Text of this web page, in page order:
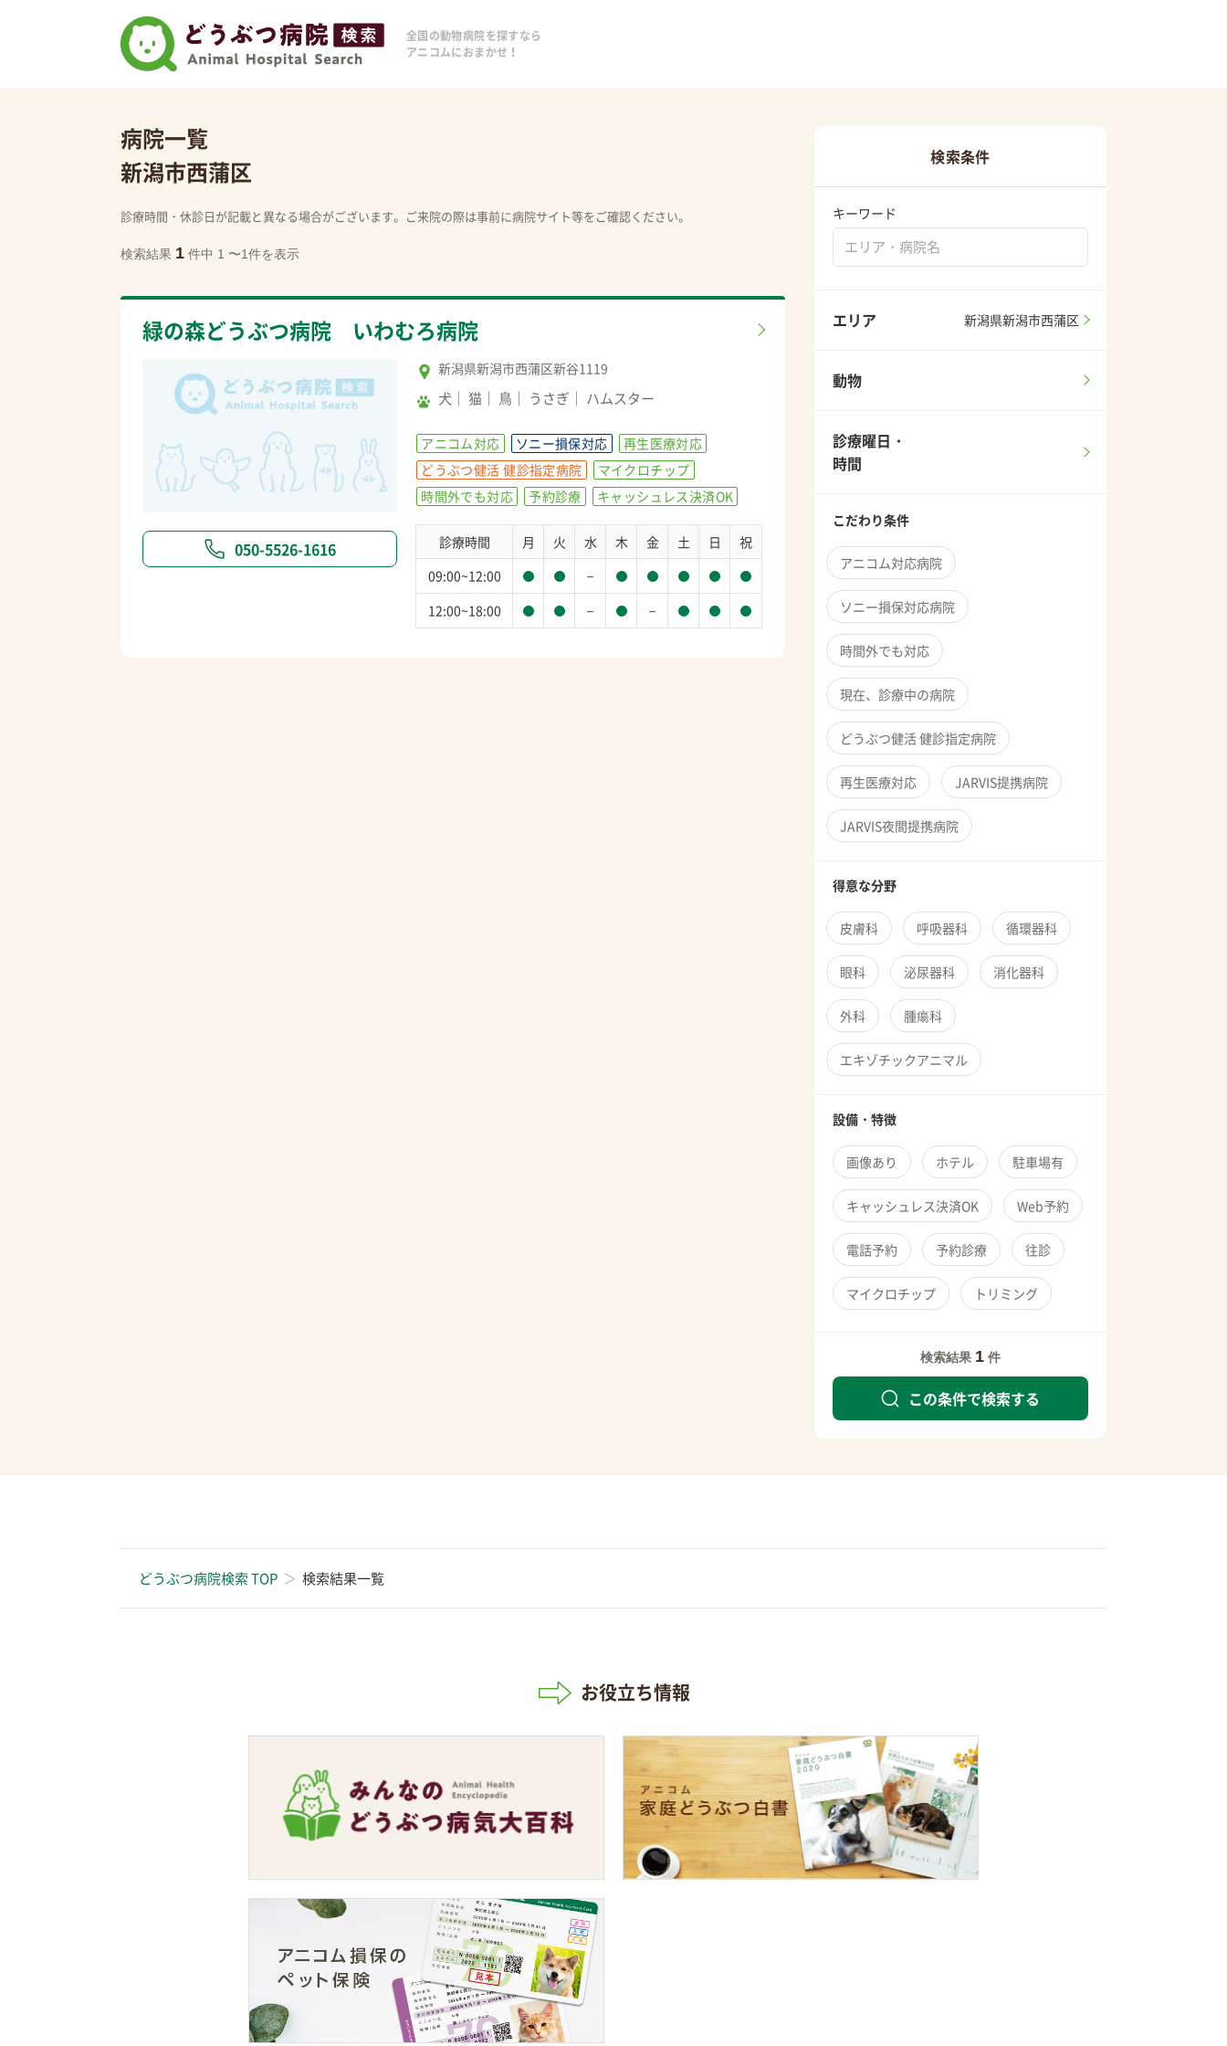
全国の動物病院を探すなら
アニコムにおまかせ！
病院一覧
新潟市西蒲区
診療時間・休診日が記載と異なる場合がございます。ご来院の際は事前に病院サイト等をご確認ください。
検索結果 1 件中 1 〜1件を表示
緑の森どうぶつ病院 いわむろ病院
050-5526-1616
新潟県新潟市西蒲区新谷1119
犬 猫 鳥 うさぎ ハムスター
アニコム対応 ソニー損保対応
再生医療対応
どうぶつ健活 健診指定病院
マイクロチップ
時間外でも対応
予約診療 キャッシュレス決済OK
診療時間 月 火 水 木 金 土 日
祝
09:00~12:00
－
12:00~18:00 － －
検索条件
キーワード
エリア 新潟県新潟市西蒲区
動物
診療曜日・
時間
こだわり条件
アニコム対応病院
ソニー損保対応病院
時間外でも対応
現在、診療中の病院
どうぶつ健活 健診指定病院
再生医療対応 JARVIS提携病院
JARVIS夜間提携病院
得意な分野
皮膚科 呼吸器科 循環器科
眼科 泌尿器科 消化器科
外科 腫瘍科
エキゾチックアニマル
設備・特徴
画像あり ホテル 駐車場有
キャッシュレス決済OK Web予約
電話予約 予約診療 往診
マイクロチップ トリミング
検索結果 1 件
この条件で検索する
どうぶつ病院検索 TOP 検索結果一覧
お役立ち情報